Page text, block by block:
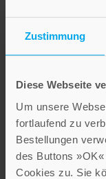
Zustimmung
Diese Webseite
Um unsere
fortlaufend zu
Bestellungen
des Buttons
Cookies zu. Sie
Gelbgrün
2,60 €
Inkl. 19% MwSt. exkl.